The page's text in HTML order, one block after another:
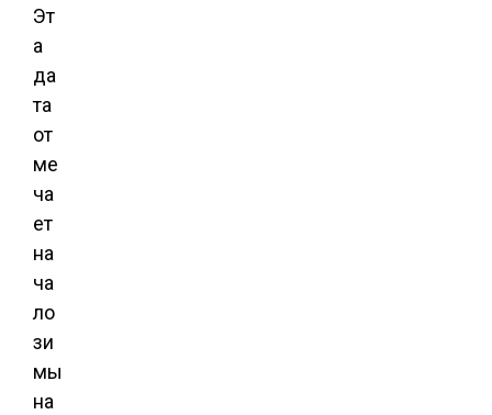
Эт
а
да
та
от
ме
ча
ет
на
ча
ло
зи
мы
на